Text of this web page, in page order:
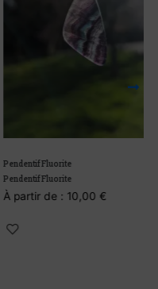
Fluorite
Fluorite
de :10,00 €